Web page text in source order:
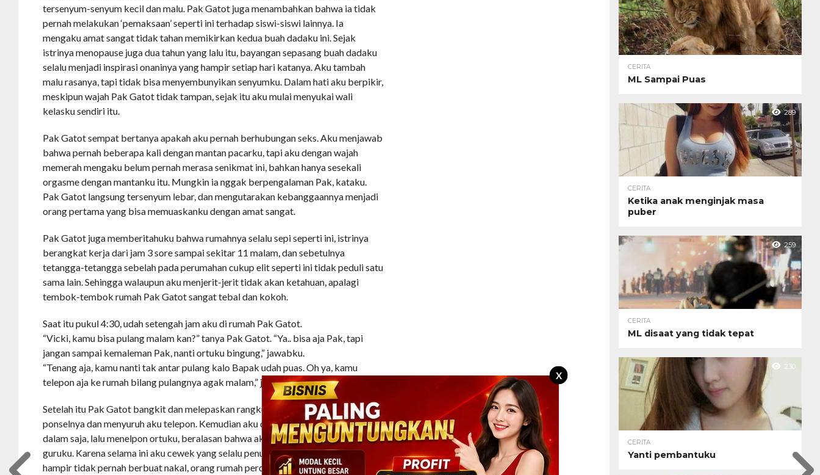
X
tersenyum-senyum kecil dan malu. Pak Gatot juga menambahkan bahwa ia tidak
pernah melakukan ‘pemaksaan’ seperti ini terhadap siswi-siswi lainnya. Ia
mengaku amat sangat tidak tahan memikirkan kedua buah dadaku ini. Sejak
istrinya menopause juga dua tahun yang lalu itu, bayangan sepasang buah dadaku
selalu menjadi inspirasi onaninya yang hampir setiap hari katanya. Aku tambah
malu rasanya, tapi tidak bisa menyembunyikan senyumku. Dalam hati aku berpikir,
meskipun wajah Pak Gatot tidak tampan, sejak itu aku mulai menyukai wali
kelasku sendiri itu.
Pak Gatot sempat bertanya apakah aku pernah berhubungan seks. Aku menjawab
bahwa pernah beberapa kali dengan mantan pacarku, tapi aku dengan wajah
memerah mengaku belum pernah merasa senikmat ini, bahkan hanya sesekali
orgasme dengan mantanku itu. Mungkin ia nggak berpengalaman Pak, kataku.
Pak Gatot langsung tersenyum lebar, dan mengutarakan kebanggaannya menjadi
orang pertama yang bisa memuaskanku dengan amat sangat.
Pak Gatot juga memberitahuku bahwa rumahnya selalu sepi seperti ini, istrinya
berangkat kerja dari jam 3 sore sampai sekitar 11 malam, dan sebetulnya
tetangga-tetangga sebelah pada perumahan cukup elit seperti ini tidak peduli satu
sama lain. Sehingga walaupun aku menjerit-jerit tidak akan ketahuan, apalagi
tembok-tembok rumah Pak Gatot sangat tebal dan kokoh.
Saat itu pukul 4:30, udah setengah jam aku di rumah Pak Gatot.
“Vicki, kamu bisa pulang malam kan?” tanya Pak Gatot. “Ya.. bisa aja Pak, tapi
jangan sampai kemaleman Pak, nanti ortuku bingung,” jawabku.
“Tenang aja, kamu nanti tak antar pulang kalo Bapak udah puas. Oh ya, kamu
telepon aja ke rumah bilang pulangnya agak malam,” jawabnya.
Setelah itu Pak Gatot bangkit dan melepaskan rangkulannya. Ia mengambil
ponselnya dan menyuruh aku telepon. Kemudian aku duduk, cuma pake celana
dalam saja, lalu menelpon ortuku, beralasan bahwa aku belajar kelompok di rumah
guruku. Karena selama ini aku cewek yang selalu penurut terhadap ortu dan
hampir tidak pernah berbuat nakal, orang rumah percaya-percaya saja.
CERITA
ML Sampai Puas
289
CERITA
Ketika anak menginjak masa
puber
259
CERITA
ML disaat yang tidak tepat
230
CERITA
Yanti pembantuku